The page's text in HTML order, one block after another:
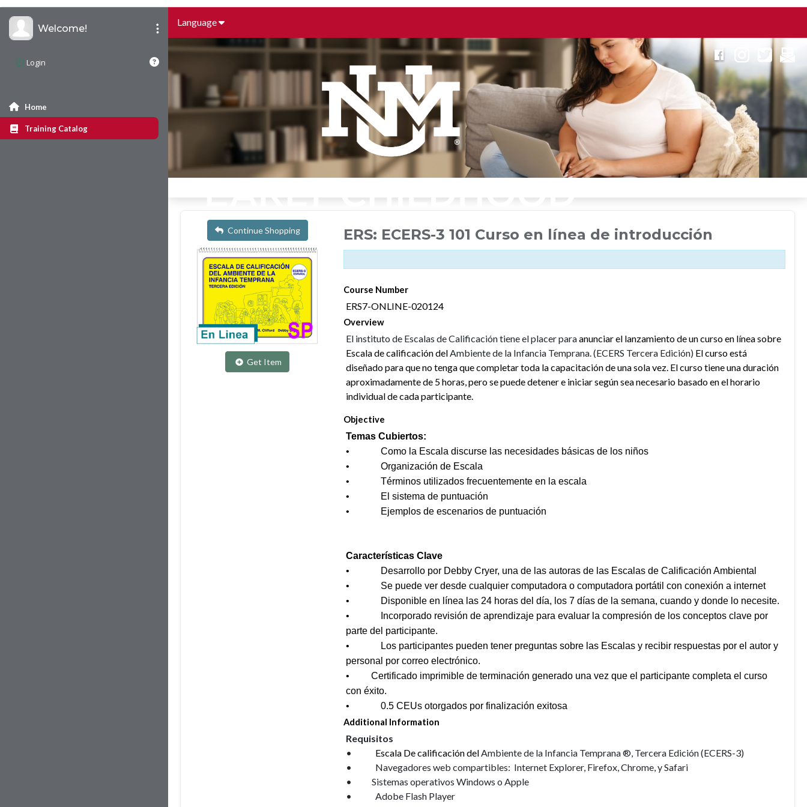
Language
Welcome!
Login
Home
Training Catalog
Continue Shopping
Get Item
ERS: ECERS-3 101 Curso en línea de introducción
Course Number
ERS7-ONLINE-020124
Overview
El instituto de Escalas de Calificación tiene el placer paraanunciar el lanzamiento de un curso en línea sobre
Escala de calificación delAmbiente de la Infancia Temprana. (ECERS Tercera Edición) El curso está
diseñado para que no tenga que completar toda la capacitación de una sola vez. El curso tiene una duración
aproximadamente de 5 horas, pero se puede detener e iniciar según sea necesario basado en el horario
individual de cada participante.
Objective
Temas Cubiertos:
• Como la Escala discurse las necesidades básicas de los niños
• Organización de Escala
• Términos utilizados frecuentemente en la escala
• El sistema de puntuación
• Ejemplos de escenarios de puntuación
Características Clave
• Desarrollo por Debby Cryer, una de las autoras de las Escalas de Calificación Ambiental
• Se puede ver desde cualquier computadora o computadora portátil con conexión a internet
• Disponible en línea las 24 horas del día, los 7 días de la semana, cuando y donde lo necesite.
• Incorporado revisión de aprendizaje para evaluar la compresión de los conceptos clave por
parte del participante.
• Los participantes pueden tener preguntas sobre las Escalas y recibir respuestas por el autor y
personal por correo electrónico.
• Certificado imprimible de terminación generado una vez que el participante completa el curso
con éxito.
• 0.5 CEUs otorgados por finalización exitosa
Additional Information
Requisitos
•
Escala De calificación delAmbiente de la Infancia Temprana ®, Tercera Edición (ECERS-3)
• Navegadores web compartibles: Internet Explorer, Firefox, Chrome, y Safari
• Sistemas operativos Windows o Apple
•
Adobe Flash Player